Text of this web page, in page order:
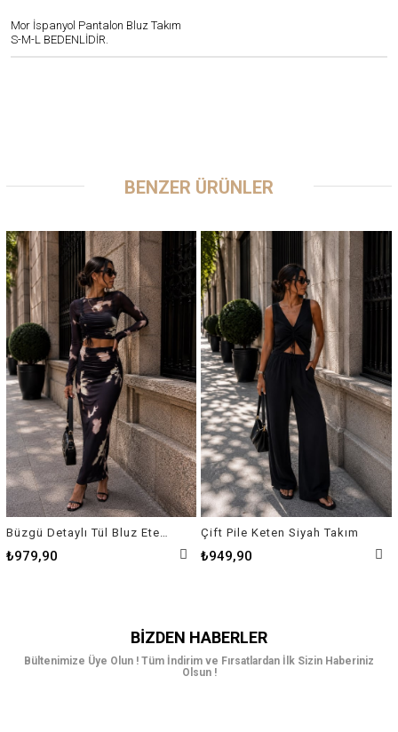
Mor İspanyol Pantalon Bluz Takım
S-M-L BEDENLİDİR.
BENZER ÜRÜNLER
Büzgü Detaylı Tül Bluz Etek Takım
₺979,90
Çift Pile Keten Siyah Takım
₺949,90
BIZDEN HABERLER
Bültenimize Üye Olun ! Tüm İndirim ve Fırsatlardan İlk Sizin Haberiniz
Olsun !